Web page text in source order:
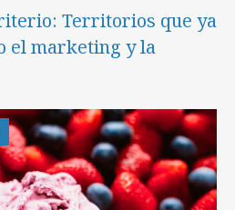
Territorios que ya
el marketing y la